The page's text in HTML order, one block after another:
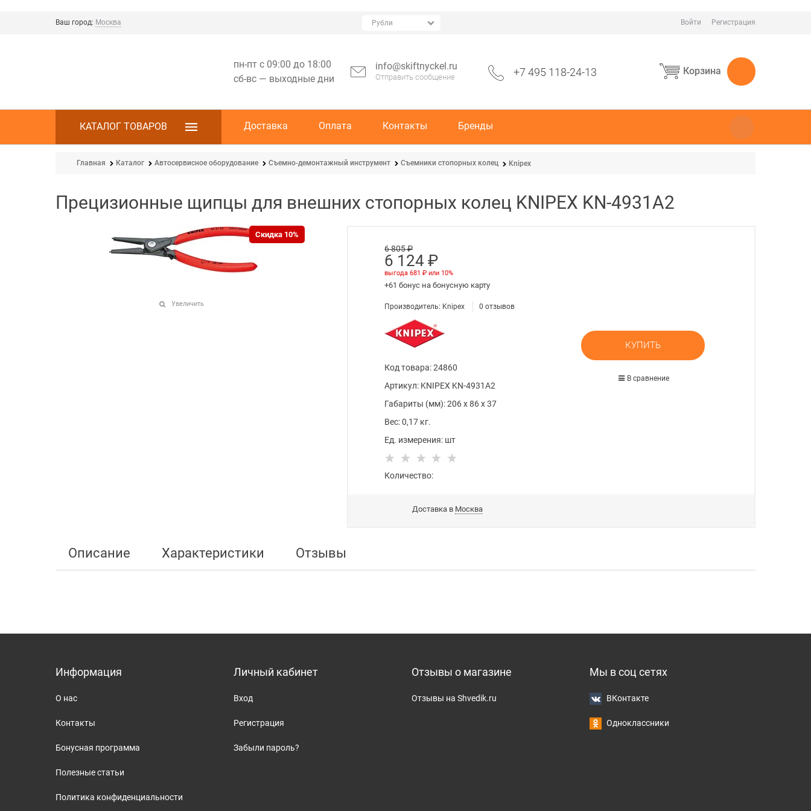
Ваш город: Москва Войти Регистрация
пн-пт с 09:00 до 18:00
сб-вс — выходные дни
info@skiftnyckel.ru
Отправить сообщение +7 495 118-24-13 Корзина
КАТАЛОГ ТОВАРОВ Доставка Оплата Контакты Бренды
Главная Каталог Автосервисное оборудование Съемно-демонтажный инструмент Съемники стопорных колец Knipex
Прецизионные щипцы для внешних стопорных колец KNIPEX KN-4931A2
Скидка 10%
Увеличить
6 805 ₽
6 124 ₽
выгода681 ₽ или 10%
+61 бонус на бонусную карту
Производитель: Knipex 0отзывов
Код товара: 24860
Артикул: KNIPEX KN-4931A2
Габариты (мм): 206x86x37
Вес: 0,17 кг.
Ед. измерения: шт
Количество:
КУПИТЬ
В сравнение
Доставка в Москва
Описание Характеристики Отзывы
Информация
О нас
Контакты
Бонусная программа
Полезные статьи
Политика конфиденциальности
Личный кабинет
Вход
Регистрация
Забыли пароль?
Отзывы о магазине
Отзывы на Shvedik.ru
Мы в соц сетях
ВКонтакте
Одноклассники